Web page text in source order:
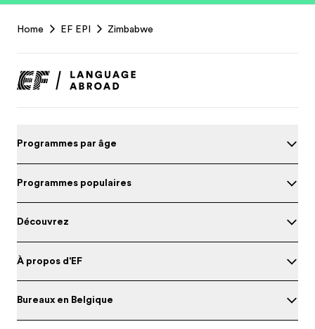
Footer
Home EF EPI Zimbabwe
Programmes par âge
Programmes populaires
Découvrez
À propos d'EF
Bureaux en Belgique